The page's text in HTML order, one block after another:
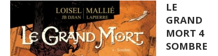
LE
GRAND
MORT 4
SOMBRE